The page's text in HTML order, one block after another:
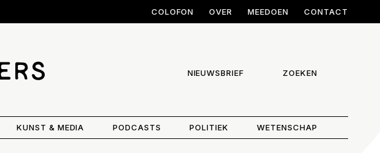
COLOFON OVER MEEDOEN CONTACT
NIEUWSBRIEF ZOEKEN
KUNST & MEDIA PODCASTS POLITIEK WETENSCHAP